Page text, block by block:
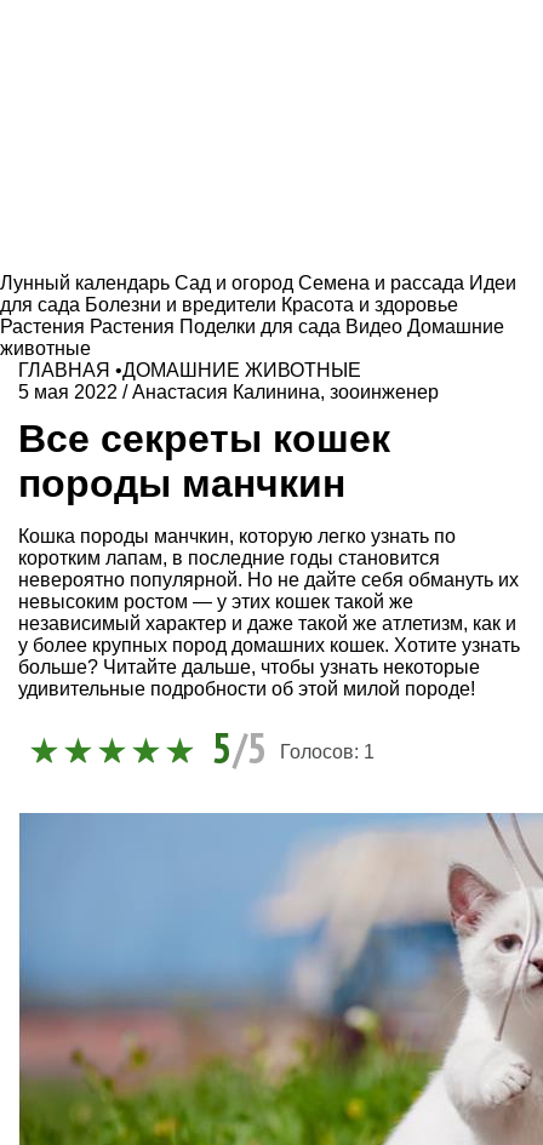
Лунный календарь Сад и огород Семена и рассада Идеи
для сада Болезни и вредители Красота и здоровье
Растения Растения Поделки для сада Видео Домашние
животные
ГЛАВНАЯ •ДОМАШНИЕ ЖИВОТНЫЕ
5 мая 2022 /Анастасия Калинина, зооинженер
Все секреты кошек
породы манчкин
Кошка породы манчкин, которую легко узнать по
коротким лапам, в последние годы становится
невероятно популярной. Но не дайте себя обмануть их
невысоким ростом — у этих кошек такой же
независимый характер и даже такой же атлетизм, как и
у более крупных пород домашних кошек. Хотите узнать
больше? Читайте дальше, чтобы узнать некоторые
удивительные подробности об этой милой породе!
5/5 Голосов: 1